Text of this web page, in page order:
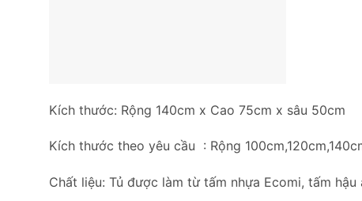
Kích thước: Rộng 140cm x Cao 75cm x sâu 50cm
Kích thước theo yêu cầu : Rộng
Chất liệu: Tủ được làm từ tấm nhựa Ecomi, tấm